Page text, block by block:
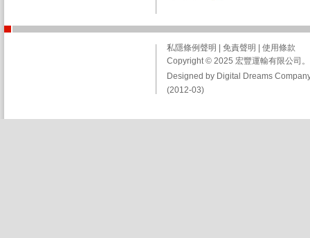
私隱條例聲明 | 免責聲明 | 使用條款
Copyright © 2025 宏豐運輸有限公司
Designed by Digital Dreams
(2012-03)